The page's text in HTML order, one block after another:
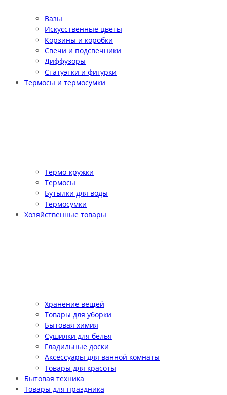
Вазы
Искусственные цветы
Корзины и коробки
Свечи и подсвечники
Диффузоры
Статуэтки и фигурки
Термосы и термосумки
Термо-кружки
Термосы
Бутылки для воды
Термосумки
Хозяйственные товары
Хранение вещей
Товары для уборки
Бытовая химия
Сушилки для белья
Гладильные доски
Аксессуары для ванной комнаты
Товары для красоты
Бытовая техника
Товары для праздника